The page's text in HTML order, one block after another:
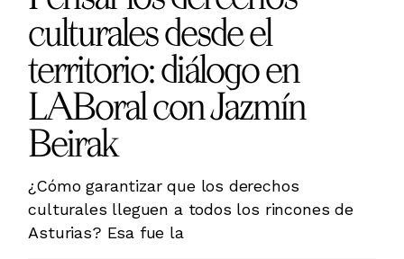
culturales desde el
territorio: diálogo en
LABoral con Jazmín
Beirak
¿Cómo garantizar que los derechos
culturales lleguen a todos los rincones de
Asturias? Esa fue la